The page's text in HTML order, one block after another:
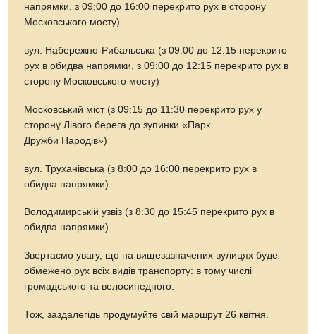
напрямки, з 09:00 до 16:00 перекрито рух в сторону
Московського мосту)
вул. Набережно-Рибальська (з 09:00 до 12:15 перекрито
рух в обидва напрямки, з 09:00 до 12:15 перекрито рух в
сторону Московського мосту)
Московський міст (з 09:15 до 11:30 перекрито рух у
сторону Лівого берега до зупинки «Парк
Дружби Народів»)
вул. Труханівська (з 8:00 до 16:00 перекрито рух в
обидва напрямки)
Володимирській узвіз (з 8:30 до 15:45 перекрито рух в
обидва напрямки)
Звертаємо увагу, що на вищезазначених вулицях буде
обмежено рух всіх видів транспорту: в тому числі
громадського та велосипедного.
Тож, заздалегідь продумуйте свій маршрут 26 квітня.